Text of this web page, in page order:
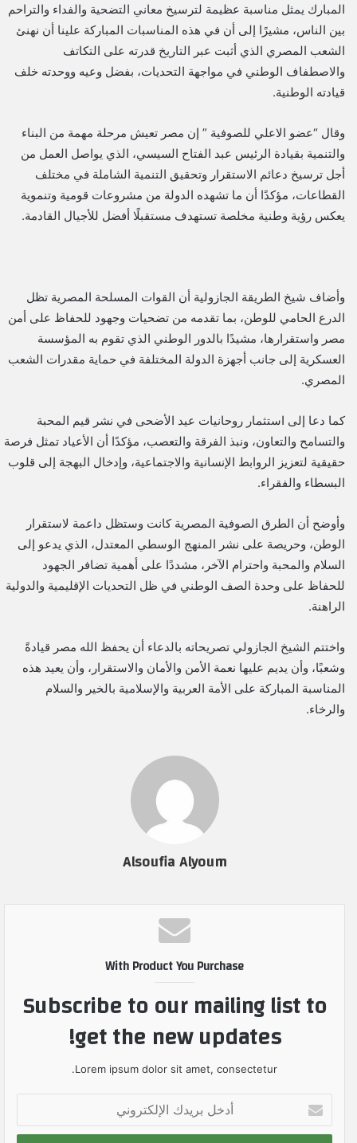
المبارك يمثل مناسبة عظيمة لترسيخ معاني التضحية والفداء والتراحم
بين الناس، مشيرًا إلى أن في هذه المناسبات المباركة علينا أن نهنئ
الشعب المصري الذي أثبت عبر التاريخ قدرته على التكاتف
والاصطفاف الوطني في مواجهة التحديات، بفضل وعيه ووحدته خلف
قيادته الوطنية.
وقال “عضو الاعلي للصوفية ” إن مصر تعيش مرحلة مهمة من البناء
والتنمية بقيادة الرئيس عبد الفتاح السيسي، الذي يواصل العمل من
أجل ترسيخ دعائم الاستقرار وتحقيق التنمية الشاملة في مختلف
القطاعات، مؤكدًا أن ما تشهده الدولة من مشروعات قومية وتنموية
يعكس رؤية وطنية مخلصة تستهدف مستقبلًا أفضل للأجيال القادمة.
وأضاف شيخ الطريقة الجازولية أن القوات المسلحة المصرية تظل
الدرع الحامي للوطن، بما تقدمه من تضحيات وجهود للحفاظ على أمن
مصر واستقرارها، مشيدًا بالدور الوطني الذي تقوم به المؤسسة
العسكرية إلى جانب أجهزة الدولة المختلفة في حماية مقدرات الشعب
المصري.
كما دعا إلى استثمار روحانيات عيد الأضحى في نشر قيم المحبة
والتسامح والتعاون، ونبذ الفرقة والتعصب، مؤكدًا أن الأعياد تمثل فرصة
حقيقية لتعزيز الروابط الإنسانية والاجتماعية، وإدخال البهجة إلى قلوب
البسطاء والفقراء.
وأوضح أن الطرق الصوفية المصرية كانت وستظل داعمة لاستقرار
الوطن، وحريصة على نشر المنهج الوسطي المعتدل، الذي يدعو إلى
السلام والمحبة واحترام الآخر، مشددًا على أهمية تضافر الجهود
للحفاظ على وحدة الصف الوطني في ظل التحديات الإقليمية والدولية
الراهنة.
واختتم الشيخ الجازولي تصريحاته بالدعاء أن يحفظ الله مصر قيادةً
وشعبًا، وأن يديم عليها نعمة الأمن والأمان والاستقرار، وأن يعيد هذه
المناسبة المباركة على الأمة العربية والإسلامية بالخير والسلام
والرخاء.
Alsoufia Alyoum
With Product You Purchase
Subscribe to our mailing list to
get the new updates!
Lorem ipsum dolor sit amet, consectetur.
خ